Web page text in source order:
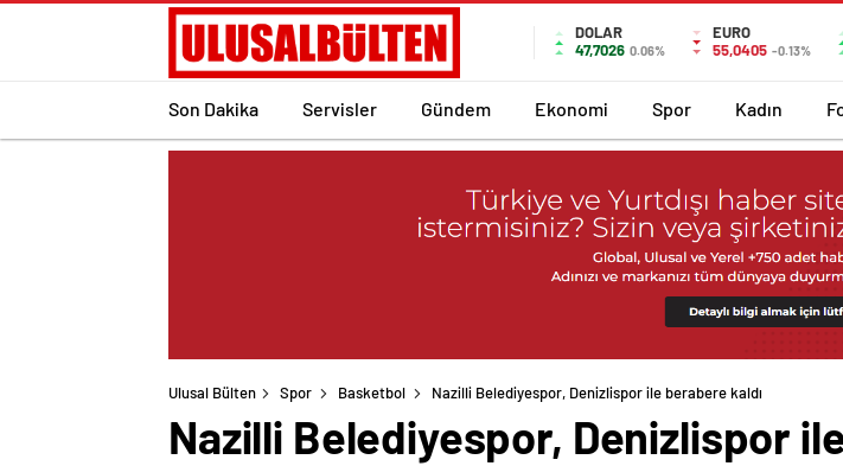
DOLAR
47,7026 0.06%
EURO
55,0405 -0.13%
Son Dakika Servisler Gündem Ekonomi Spor Kadın
Ulusal Bülten Spor Basketbol Nazilli Belediyespor, Denizlispor ile berabere kaldı
Nazilli Belediyespor, Denizlispor